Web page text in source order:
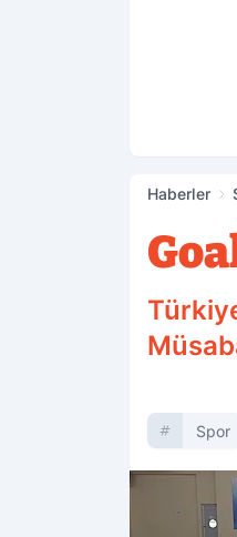
Haberler
Spor